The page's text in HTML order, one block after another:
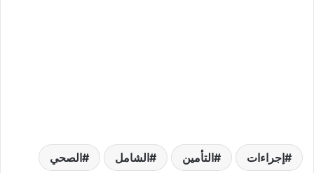
إجراءات التأمين الشامل الصحي